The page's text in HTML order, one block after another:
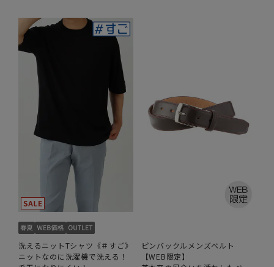
洗えるニットTシャツ《＃すご》
ニットなのに洗濯機で洗える！
ピンバックルメンズベルト
【WEB限定】